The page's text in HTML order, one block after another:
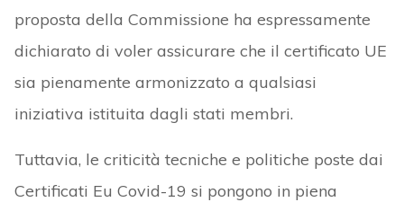
proposta della Commissione ha espressamente
dichiarato di voler assicurare che il certificato UE
sia pienamente armonizzato a qualsiasi
iniziativa istituita dagli stati membri.
Tuttavia, le criticità tecniche e politiche poste dai
Certificati Eu Covid-19 si pongono in piena